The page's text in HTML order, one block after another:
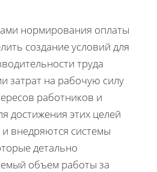
нормирования оплаты
создание условий для
труда
затрат на рабочую силу
работников и
достижения этих целей
внедряются системы
детально
объем работы за